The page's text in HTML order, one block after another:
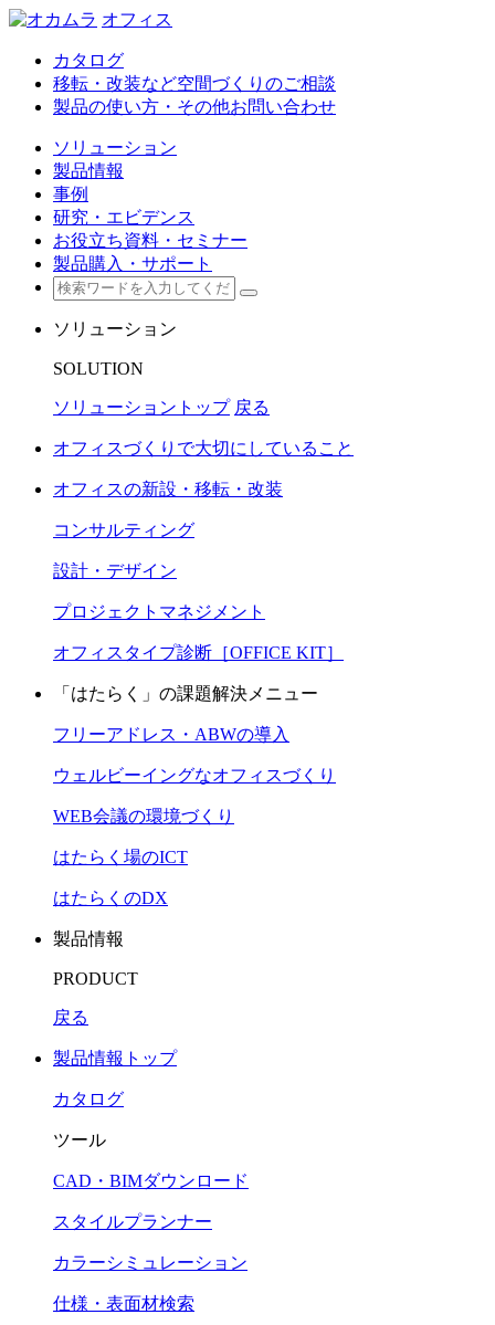
オフィス
カタログ
移転・改装など空間づくりのご相談
製品の使い方・その他お問い合わせ
ソリューション
製品情報
事例
研究・エビデンス
お役立ち資料・セミナー
製品購入・サポート
ソリューション
SOLUTION
ソリューショントップ 戻る
オフィスづくりで大切にしていること
オフィスの新設・移転・改装
コンサルティング
設計・デザイン
プロジェクトマネジメント
オフィスタイプ診断［OFFICE KIT］
「はたらく」の課題解決メニュー
フリーアドレス・ABWの導入
ウェルビーイングなオフィスづくり
WEB会議の環境づくり
はたらく場のICT
はたらくのDX
製品情報
PRODUCT
戻る
製品情報トップ
カタログ
ツール
CAD・BIMダウンロード
スタイルプランナー
カラーシミュレーション
仕様・表面材検索